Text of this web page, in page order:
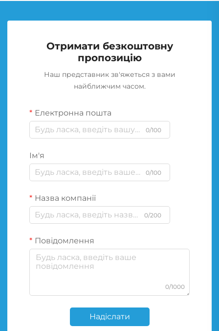
Отримати безкоштовну
пропозицію
Наш представник зв'яжеться з вами
найближчим часом.
Електронна пошта
0/100
Ім'я
0/100
Назва компанії
0/200
Повідомлення
0/1000
Надіслати